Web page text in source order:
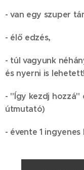
- van egy szuper
- élő edzés,
- túl vagyunk
és nyerni is lehetett!
- "Így kezdj hozzá"
útmutató)
- évente 1